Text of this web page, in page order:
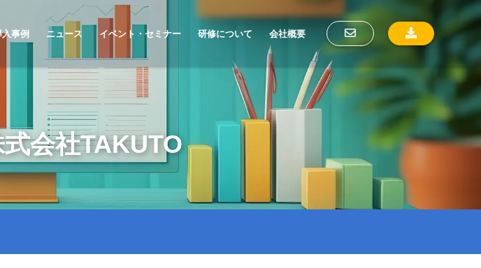
入事例 ニュース イベント・セミナー 研修について 会社概要
会社TAKUTO